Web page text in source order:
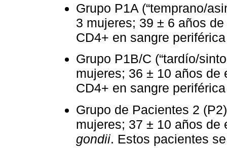
Grupo P1A (“temprano/
3 mujeres; 39 ± 6 años
CD4+ en sangre
Grupo P1B/C (“tardío/
mujeres; 36 ± 10 años de
CD4+ en sangre
Grupo de Pacientes 2
mujeres; 37 ± 10 años
gondii. Estos pacientes